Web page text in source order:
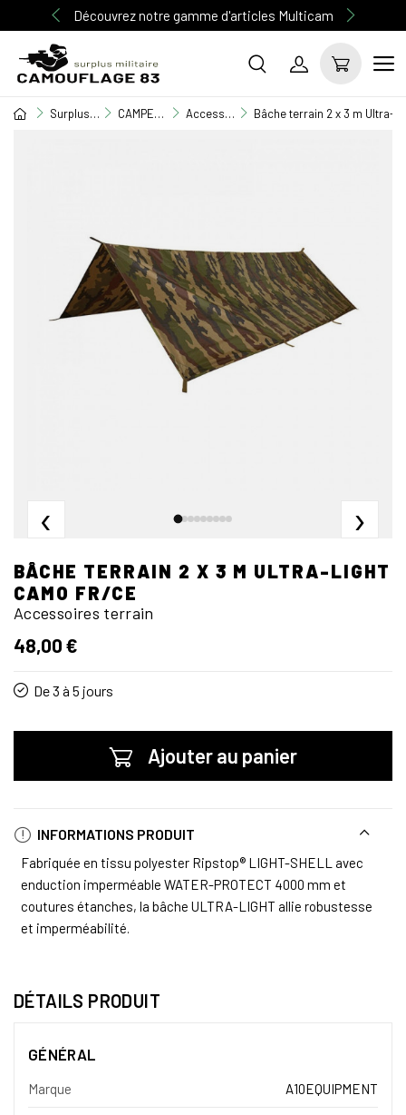
Découvrez notre gamme d'articles Multicam
Surplus Militaire CAMPEMENT / BIVOUAC Accessoires terrain Bâche terrain 2 x 3 m Ultra-
‹ ›
BÂCHE TERRAIN 2 X 3 M ULTRA-LIGHT
CAMO FR/CE
Accessoires terrain
48,00 €
De 3 à 5 jours
Ajouter au panier
INFORMATIONS PRODUIT
Fabriquée en tissu polyester Ripstop® LIGHT-SHELL avec
enduction imperméable WATER-PROTECT 4000 mm et
coutures étanches, la bâche ULTRA-LIGHT allie robustesse
et imperméabilité.
DÉTAILS PRODUIT
GÉNÉRAL
Marque A10EQUIPMENT